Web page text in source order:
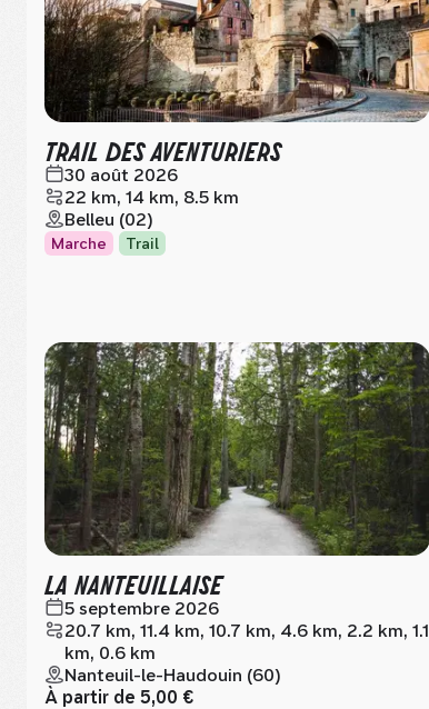
TRAIL DES AVENTURIERS
30 août 2026
22 km, 14 km, 8.5 km
Belleu (02)
Marche Trail
LA NANTEUILLAISE
5 septembre 2026
20.7 km, 11.4 km, 10.7 km, 4.6 km, 2.2 km, 1.1
km, 0.6 km
Nanteuil-le-Haudouin (60)
À partir de 5,00 €